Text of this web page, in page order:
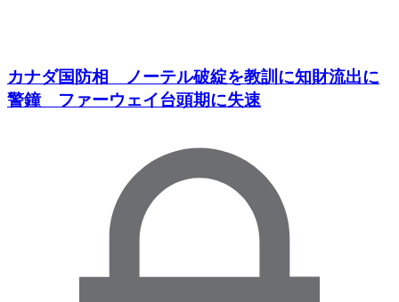
カナダ国防相 ノーテル破綻を教訓に知財流出に
警鐘 ファーウェイ台頭期に失速